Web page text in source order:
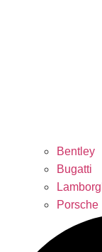
Bentley
Bugatti
Porsche